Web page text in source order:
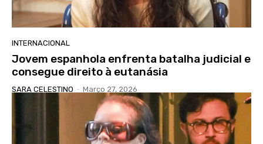
INTERNACIONAL
Jovem espanhola enfrenta batalha judicial e
consegue direito à eutanásia
SARA CELESTINO - Março 27, 2026